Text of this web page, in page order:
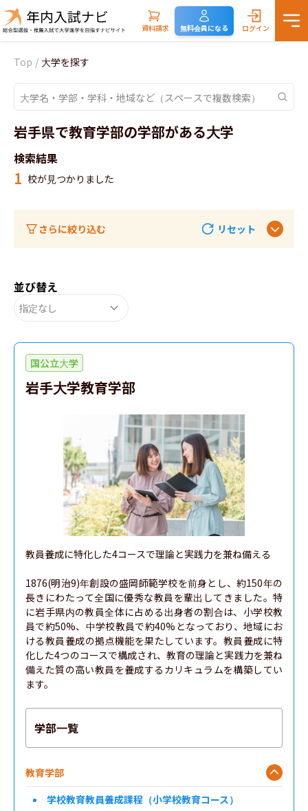
資料請求 無料会員になる ログイン
Top / 大学を探す
岩手県で教育学部の学部がある大学
検索結果
1 校が見つかりました
さらに絞り込む リセット
並び替え
指定なし
国公立大学
岩手大学教育学部
教員養成に特化した4コースで理論と実践力を兼ね備える
1876(明治9)年創設の盛岡師範学校を前身とし、約150年の
長きにわたって全国に優秀な教員を輩出してきました。特
に岩手県内の教員全体に占める出身者の割合は、小学校教
員で約50%、中学校教員で約40%となっており、地域にお
ける教員養成の拠点機能を果たしています。教員養成に特
化した4つのコースで構成され、教育の理論と実践力を兼ね
備えた質の高い教員を養成するカリキュラムを構築してい
ます。
学部一覧
教育学部
学校教育教員養成課程（小学校教育コース）